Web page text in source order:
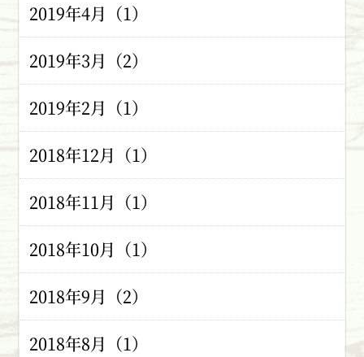
2019年4月（1）
2019年3月（2）
2019年2月（1）
2018年12月（1）
2018年11月（1）
2018年10月（1）
2018年9月（2）
2018年8月（1）